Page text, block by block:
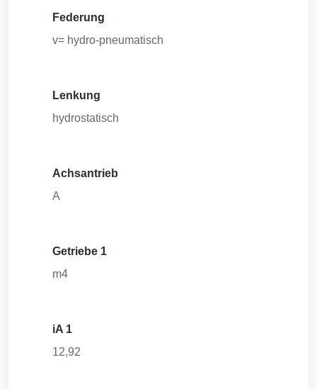
Federung
v= hydro-pneumatisch
Lenkung
hydrostatisch
Achsantrieb
A
Getriebe 1
m4
iA 1
12,92